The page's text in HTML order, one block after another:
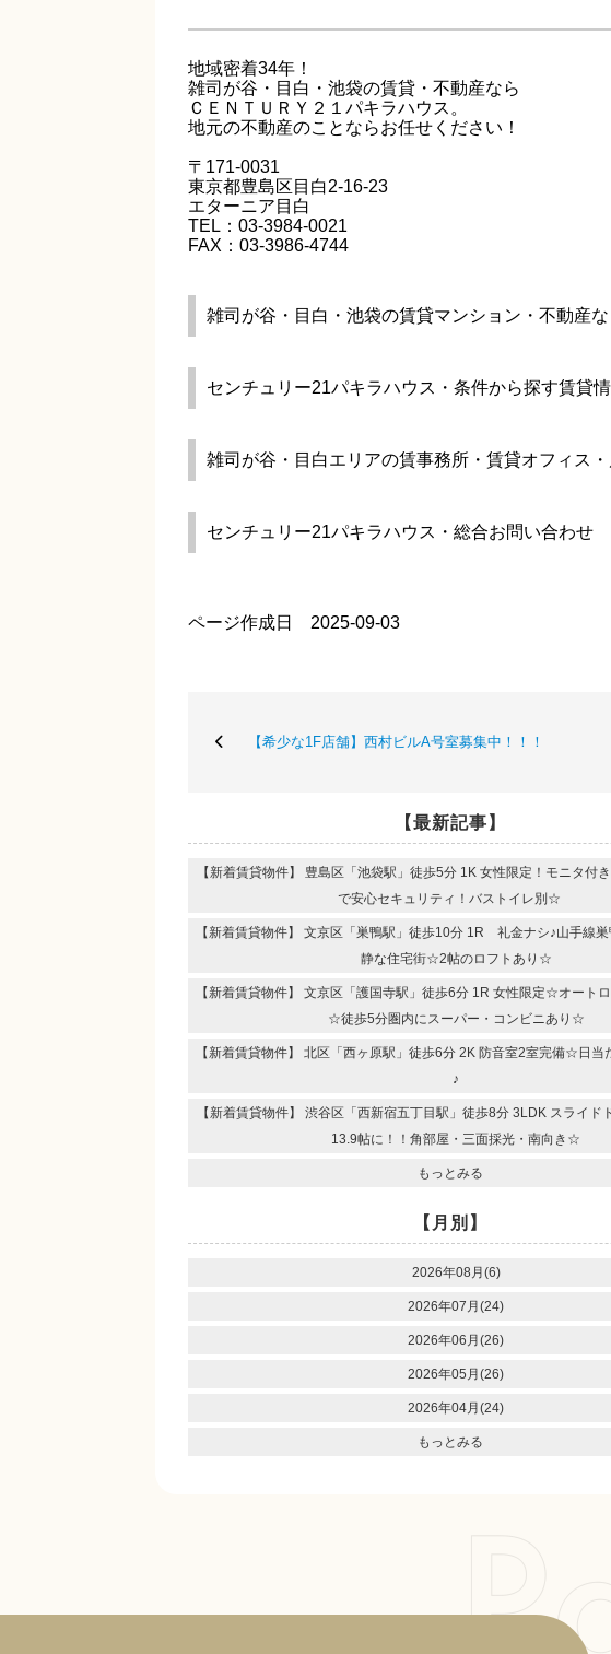
地域密着34年！
雑司が谷・目白・池袋の賃貸・不動産なら
ＣＥＮＴＵＲＹ２１パキラハウス。
地元の不動産のことならお任せください！
〒171-0031
東京都豊島区目白2-16-23
エターニア目白
TEL：03-3984-0021
FAX：03-3986-4744
雑司が谷・目白・池袋の賃貸マンション・不動産
センチュリー21パキラハウス・条件から探す賃貸
雑司が谷・目白エリアの賃事務所・賃貸オフィス
センチュリー21パキラハウス・総合お問い合わせ
ページ作成日 2025-09-03
【希少な1F店舗】西村ビルA号室募集中！！！
【最新記事】
【新着賃貸物件】 豊島区「池袋駅」徒歩5分 1K 女性限定！モニタ付
で安心セキュリティ！バストイレ別☆
【新着賃貸物件】 文京区「巣鴨駅」徒歩10分 1R 礼金ナシ♪山手線
静な住宅街☆2帖のロフトあり☆
【新着賃貸物件】 文京区「護国寺駅」徒歩6分 1R 女性限定☆オート
☆徒歩5分圏内にスーパー・コンビニあり☆
【新着賃貸物件】 北区「西ヶ原駅」徒歩6分 2K 防音室2室完備☆日当
♪
【新着賃貸物件】 渋谷区「西新宿五丁目駅」徒歩8分 3LDK スライド
13.9帖に！！角部屋・三面採光・南向き☆
もっとみる
【月別】
2026年08月(6)
2026年07月(24)
2026年06月(26)
2026年05月(26)
2026年04月(24)
もっとみる